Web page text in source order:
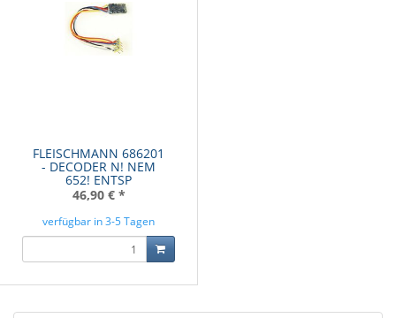
FLEISCHMANN 686201
- DECODER N! NEM
652! ENTSP
46,90 € *
verfügbar in 3-5 Tagen